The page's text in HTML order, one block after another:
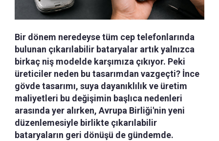
Bir dönem neredeyse tüm cep telefonlarında
bulunan çıkarılabilir bataryalar artık yalnızca
birkaç niş modelde karşımıza çıkıyor. Peki
üreticiler neden bu tasarımdan vazgeçti? İnce
gövde tasarımı, suya dayanıklılık ve üretim
maliyetleri bu değişimin başlıca nedenleri
arasında yer alırken, Avrupa Birliği'nin yeni
düzenlemesiyle birlikte çıkarılabilir
bataryaların geri dönüşü de gündemde.